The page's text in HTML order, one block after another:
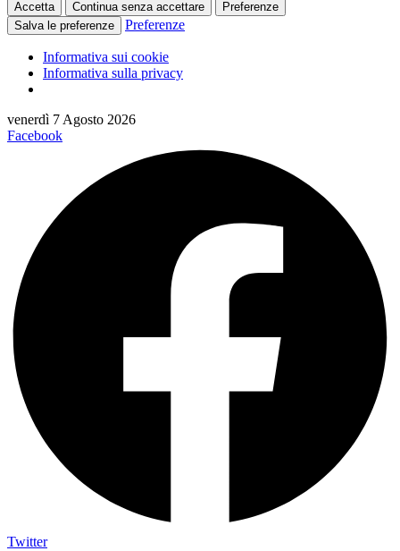
Accetta Continua senza accettare
Preferenze
Salva le preferenze
Preferenze
Informativa sui cookie
Informativa sulla privacy
Vai
al
venerdì 7 Agosto 2026
Facebook
Twitter